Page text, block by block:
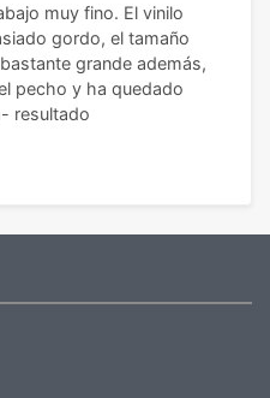
muy fino. El vinilo
gordo, el tamaño
grande además,
pecho y ha quedado
resultado
últimas